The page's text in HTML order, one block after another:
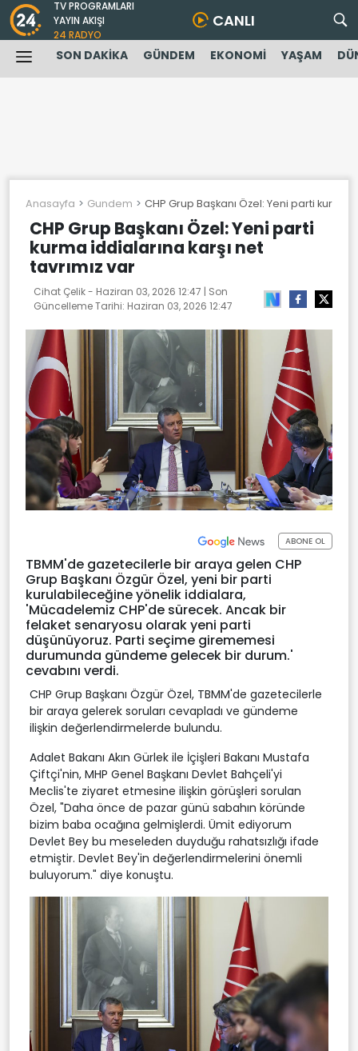
TV PROGRAMLARI
YAYIN AKIŞI
24 RADYO
CANLI
SON DAKİKA GÜNDEM EKONOMİ YAŞAM
Anasayfa Gundem CHP Grup Başkanı Özel: Yeni parti kurma
CHP Grup Başkanı Özel: Yeni parti
kurma iddialarına karşı net
tavrımız var
Cihat Çelik - Haziran 03, 2026 12:47 | Son
Güncelleme Tarihi: Haziran 03, 2026 12:47
ABONE OL
TBMM'de gazetecilerle bir araya gelen CHP
Grup Başkanı Özgür Özel, yeni bir parti
kurulabileceğine yönelik iddialara,
'Mücadelemiz CHP'de sürecek. Ancak bir
felaket senaryosu olarak yeni parti
düşünüyoruz. Parti seçime girememesi
durumunda gündeme gelecek bir durum.'
cevabını verdi.
CHP Grup Başkanı Özgür Özel, TBMM'de gazetecilerle
bir araya gelerek soruları cevapladı ve gündeme
ilişkin değerlendirmelerde bulundu.
Adalet Bakanı Akın Gürlek ile İçişleri Bakanı Mustafa
Çiftçi'nin, MHP Genel Başkanı Devlet Bahçeli'yi
Meclis'te ziyaret etmesine ilişkin görüşleri sorulan
Özel, "Daha önce de pazar günü sabahın köründe
bizim baba ocağına gelmişlerdi. Ümit ediyorum
Devlet Bey bu meseleden duyduğu rahatsızlığı ifade
etmiştir. Devlet Bey'in değerlendirmelerini önemli
buluyorum." diye konuştu.